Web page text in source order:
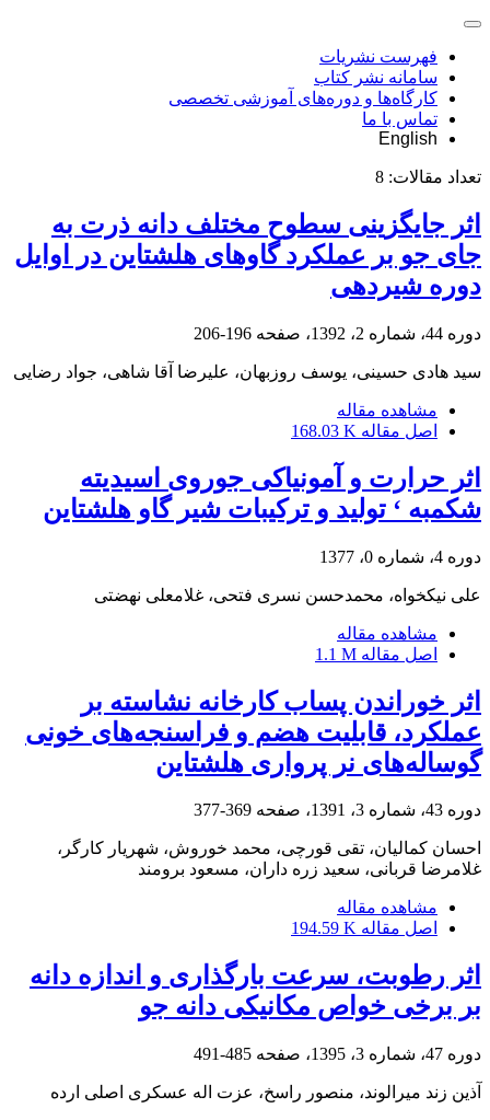
فهرست نشریات
سامانه نشر کتاب
کارگاه‌ها و دوره‌های آموزشی تخصصی
تماس با ما
English
تعداد مقالات: 8
اثر جایگزینی سطوح مختلف دانه ذرت به
جای جو بر عملکرد گاوهای هلشتاین در اوایل
دوره شیردهی
دوره 44، شماره 2، 1392، صفحه 196-206
سید هادی حسینی، یوسف روزبهان، علیرضا آقا شاهی، جواد رضایی
مشاهده مقاله
اصل مقاله 168.03 K
اثر حرارت و آمونیاکی جوروی اسیدیته
شکمبه ‘ تولید و ترکیبات شیر گاو هلشتاین
دوره 4، شماره 0، 1377
علی نیکخواه، محمدحسن نسری فتحی، غلامعلی نهضتی
مشاهده مقاله
اصل مقاله 1.1 M
اثر خوراندن پساب کارخانه نشاسته بر
عملکرد، قابلیت هضم و فراسنجه‌های خونی
گوساله‌های نر پرواری هلشتاین
دوره 43، شماره 3، 1391، صفحه 369-377
احسان کمالیان، تقی قورچی، محمد خوروش، شهریار کارگر،
غلامرضا قربانی، سعید زره داران، مسعود برومند
مشاهده مقاله
اصل مقاله 194.59 K
اثر رطوبت، سرعت بارگذاری و اندازه دانه
بر برخی خواص مکانیکی دانه جو
دوره 47، شماره 3، 1395، صفحه 485-491
آذین زند میرالوند، منصور راسخ، عزت اله عسکری اصلی ارده